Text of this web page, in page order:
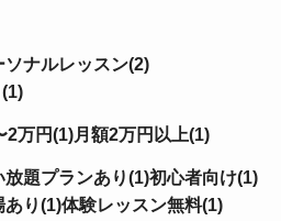
ソナルレッスン(2)
2万円(1)月額2万円以上(1)
放題プランあり(1)初心者向け(1)
あり(1)体験レッスン無料(1)